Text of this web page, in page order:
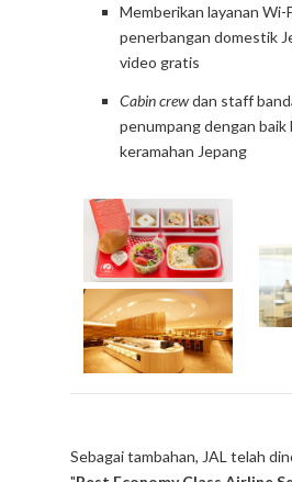
Memberikan layanan Wi-
penerbangan domestik
video gratis
Cabin crewdan staff
penumpang dengan
keramahan Jepang
Sebagai tambahan, JAL telah